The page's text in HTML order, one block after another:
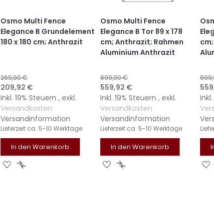
Osmo Multi Fence
Elegance B Grundelement
180 x 180 cm; Anthrazit
269,90 €
Sonderangebot
209,92 €
Inkl. 19% Steuern,exkl.
Versandkosten
Versandinformation
Lieferzeit ca. 5-10 Werktage
In den Warenkorb
ZURZUR
Osmo Multi Fence
Elegance B Tor 89 x 178
cm; Anthrazit; Rahmen
Aluminium Anthrazit
699,90 €
Sonderangebot
559,92 €
Inkl. 19% Steuern,exkl.
Versandkosten
Versandinformation
Lieferzeit ca. 5-10 Werktage
In den Warenkorb
ZURZUR